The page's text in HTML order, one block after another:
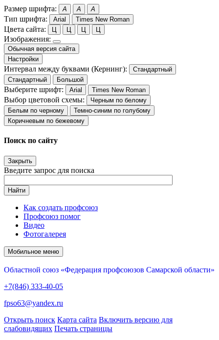
Размер шрифта: A A A
Тип шрифта: Arial Times New Roman
Цвета сайта: Ц Ц Ц Ц
Изображения:
Обычная версия сайта
Настройки
Интервал между буквами (Кернинг):
Стандартный
Стандартный
Большой
Выберите шрифт: Arial Times New Roman
Выбор цветовой схемы:
Черным по белому
Белым по черному
Темно-синим по голубому
Коричневым по бежевому
Поиск по сайту
Закрыть
Введите запрос для поиска
Найти
Как создать профсоюз
Профсоюз помог
Видео
Фотогалерея
Мобильное меню
Областной союз «Федерация профсоюзов Самарской области»
+7(846) 333-40-05
fpso63@yandex.ru
Открыть поиск Карта сайта Включить версию для
слабовидящих Печать страницы